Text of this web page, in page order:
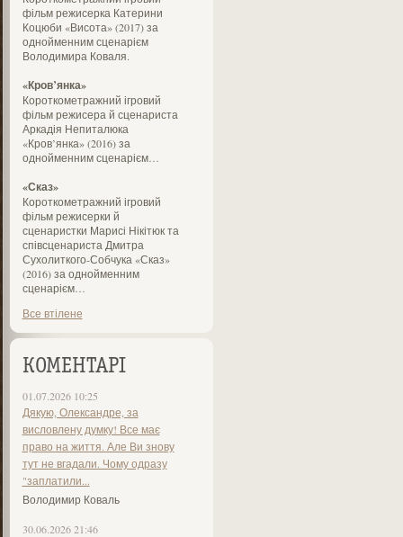
фільм режисерка Катерини
Коцюби «Висота» (2017) за
однойменним сценарієм
Володимира Коваля.
«Кров’янка»
Короткометражний ігровий
фільм режисера й сценариста
Аркадія Непиталюка
«Кров’янка» (2016) за
однойменним сценарієм…
«Сказ»
Короткометражний ігровий
фільм режисерки й
сценаристки Марисі Нікітюк та
співсценариста Дмитра
Сухолиткого-Собчука «Сказ»
(2016) за однойменним
сценарієм…
Все втілене
КОМЕНТАРІ
01.07.2026 10:25
Дякую, Олександре, за
висловлену думку! Все має
право на життя. Але Ви знову
тут не вгадали. Чому одразу
"заплатили...
Володимир Коваль
30.06.2026 21:46